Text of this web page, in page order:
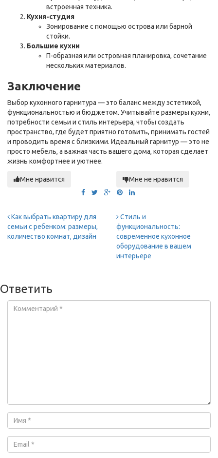
встроенная техника.
Кухня-студия
Зонирование с помощью острова или барной
стойки.
Большие кухни
П-образная или островная планировка, сочетание
нескольких материалов.
Заключение
Выбор кухонного гарнитура — это баланс между эстетикой,
функциональностью и бюджетом. Учитывайте размеры кухни,
потребности семьи и стиль интерьера, чтобы создать
пространство, где будет приятно готовить, принимать гостей
и проводить время с близкими. Идеальный гарнитур — это не
просто мебель, а важная часть вашего дома, которая сделает
жизнь комфортнее и уютнее.
Мне нравится Мне не нравится
Как выбрать квартиру для
семьи с ребенком: размеры,
количество комнат, дизайн
Стиль и
функциональность:
современное кухонное
оборудование в вашем
интерьере
Ответить